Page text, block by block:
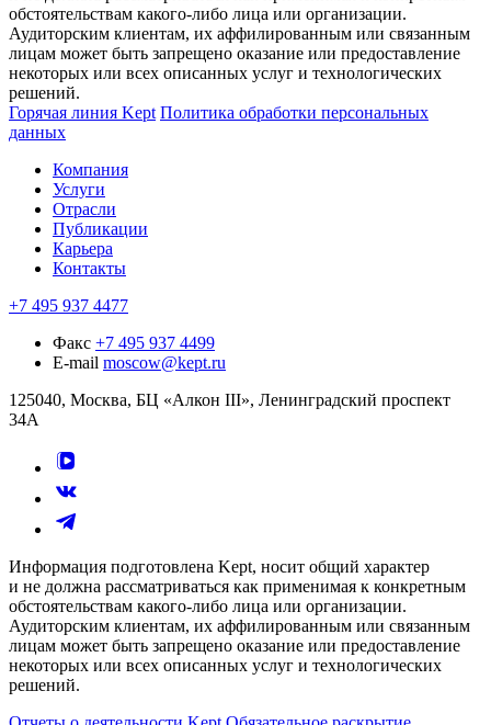
обстоятельствам какого-либо лица или организации.
Аудиторским клиентам, их аффилированным или связанным
лицам может быть запрещено оказание или предоставление
некоторых или всех описанных услуг и технологических
решений.
Горячая линия Kept Политика обработки персональных
данных
Компания
Услуги
Отрасли
Публикации
Карьера
Контакты
+7 495 937 4477
Факс +7 495 937 4499
E-mail moscow@kept.ru
125040, Москва, БЦ «Алкон III», Ленинградский проспект
34А
Информация подготовлена Kept, носит общий характер
и не должна рассматриваться как применимая к конкретным
обстоятельствам какого-либо лица или организации.
Аудиторским клиентам, их аффилированным или связанным
лицам может быть запрещено оказание или предоставление
некоторых или всех описанных услуг и технологических
решений.